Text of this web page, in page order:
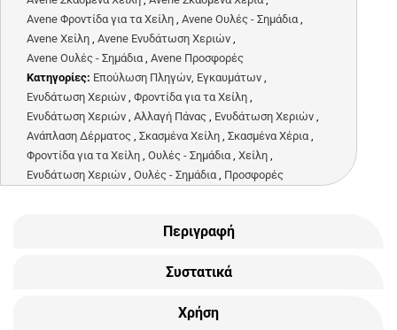
Avene Φροντίδα για τα Χείλη , Avene Ουλές - Σημάδια,
Avene Χείλη , Avene Ενυδάτωση Χεριών ,
Avene Ουλές - Σημάδια, Avene Προσφορές
Κατηγορίες: Επούλωση Πληγών, Εγκαυμάτων ,
Ενυδάτωση Χεριών , Φροντίδα για τα Χείλη ,
Ενυδάτωση Χεριών , Αλλαγή Πάνας , Ενυδάτωση Χεριών ,
Ανάπλαση Δέρματος , Σκασμένα Χείλη , Σκασμένα Χέρια,
Φροντίδα για τα Χείλη , Ουλές - Σημάδια, Χείλη ,
Ενυδάτωση Χεριών , Ουλές - Σημάδια, Προσφορές
Περιγραφή
Συστατικά
Χρήση